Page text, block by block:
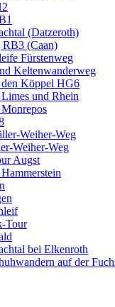
(Datzeroth)
RB3 (Caan)
Fürstenweg
Keltenwanderweg
Köppel HG6
und Rhein
Weiher-Weg
Weiher-Weg
Augst
Tour
bei Elkenroth
auf der